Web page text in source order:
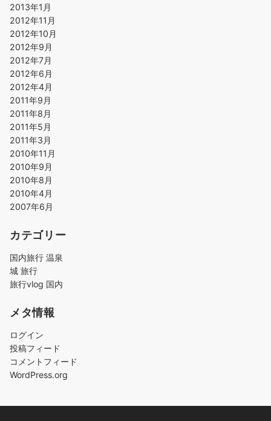
2013年1月
2012年11月
2012年10月
2012年9月
2012年7月
2012年6月
2012年4月
2011年9月
2011年8月
2011年5月
2011年3月
2010年11月
2010年9月
2010年8月
2010年4月
2007年6月
カテゴリー
国内旅行 温泉
城 旅行
旅行vlog 国内
メタ情報
ログイン
投稿フィード
コメントフィード
WordPress.org